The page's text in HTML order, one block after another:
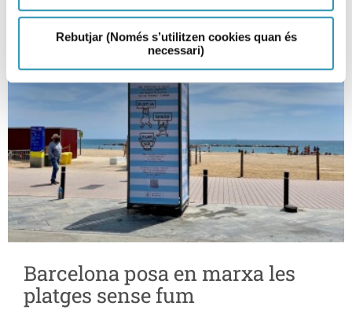
Rebutjar (Només s’utilitzen cookies quan és
necessari)
Barcelona posa en marxa les
platges sense fum